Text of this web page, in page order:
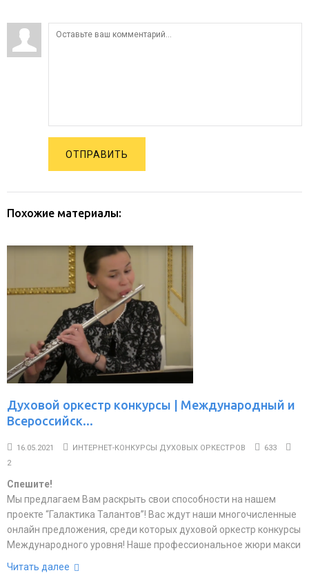
ОТПРАВИТЬ
Похожие материалы:
Духовой оркестр конкурсы | Международный и
Всероссийск...
16.05.2021 ИНТЕРНЕТ-КОНКУРСЫ ДУХОВЫХ ОРКЕСТРОВ
633
2
Спешите!
Мы предлагаем Вам раскрыть свои способности на нашем
проекте “Галактика Талантов”! Вас ждут наши многочисленные
онлайн предложения, среди которых духовой оркестр конкурсы
Международного уровня! Наше профессиональное жюри макси
Читать далее